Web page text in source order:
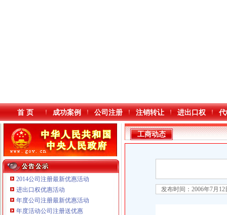
本站导航
首 页 成功案例 公司注册 注销转让 进出口权
2014公司注册最新优惠活动
进出口权优惠活动
年度公司注册最新优惠活动
年度活动公司注册送优惠
工商动态
发布时间：2006年7月